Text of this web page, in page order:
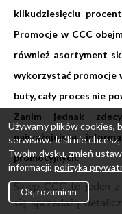
kilkudziesięciu
Promocje w CCC
również asortyment
wykorzystać promocje
buty, cały proces nie
Zanim jednak
najważniejsze
promocyjnych.
Sklep CCC to jeden
się sprzedażą
Używamy plików cookies,
serwisów. Jeśli nie
Twoim dysku, zmień
informacji: polityka
Ok, rozumiem